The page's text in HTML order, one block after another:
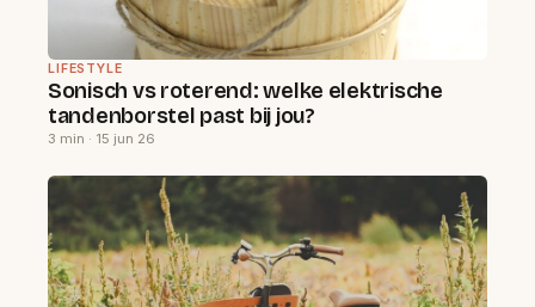
LIFESTYLE
Sonisch vs roterend: welke elektrische
tandenborstel past bij jou?
3 min · 15 jun 26